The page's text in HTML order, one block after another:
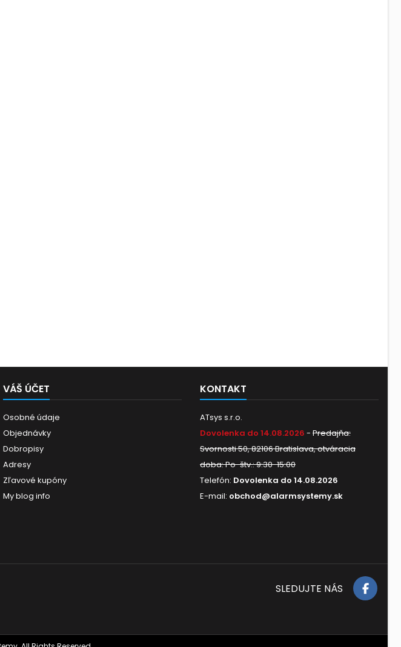
VÁŠ ÚČET
Osobné údaje
Objednávky
Dobropisy
Adresy
Zľavové kupóny
My blog info
KONTAKT
ATsys s.r.o.
Dovolenka do 14.08.2026 - Predajňa:
Svornosti 50, 82106 Bratislava, otváracia
doba: Po-štv.: 9:30-15:00
Telefón: Dovolenka do 14.08.2026
E-mail: obchod@alarmsystemy.sk
SLEDUJTE NÁS